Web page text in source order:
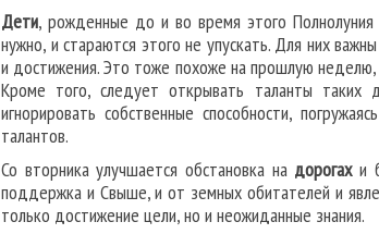
Дети, рожденные до и во время этого
нужно, и стараются этого не упускать. Для них
и достижения. Это тоже похоже на прошлую неделю,
Кроме того, следует открывать таланты
игнорировать собственные способности,
талантов.
Со вторника улучшается обстановка на дорогахи
поддержка и Свыше, и от земных обитателей и
только достижение цели, но и неожиданные знания.